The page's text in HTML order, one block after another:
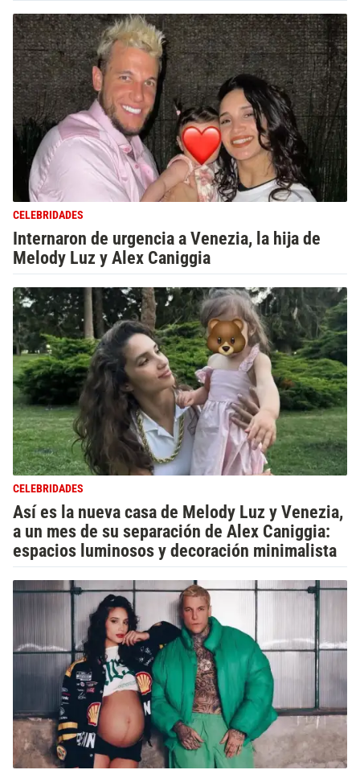
CELEBRIDADES
Internaron de urgencia a Venezia, la hija de
Melody Luz y Alex Caniggia
CELEBRIDADES
Así es la nueva casa de Melody Luz y Venezia,
a un mes de su separación de Alex Caniggia:
espacios luminosos y decoración minimalista